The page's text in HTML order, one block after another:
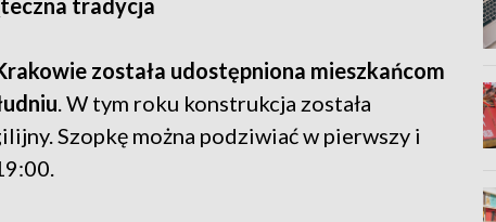
tradycja
została udostępniona mieszkańcom
. W tym roku konstrukcja została
Szopkę można podziwiać w pierwszy i